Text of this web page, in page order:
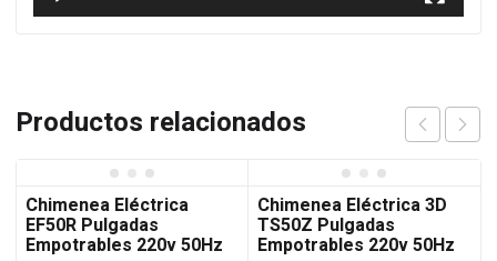
Productos relacionados
Chimenea Eléctrica
EF50R Pulgadas
Empotrables 220v 50Hz
Chimenea Eléctrica 3D
TS50Z Pulgadas
Empotrables 220v 50Hz